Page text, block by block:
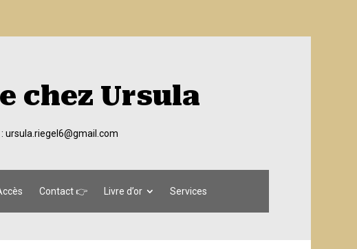
chez Ursula
ursula.riegel6@gmail.com
Contact 👉 Livre d’or Services